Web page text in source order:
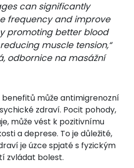
can significantly
frequency and improve
promoting better blood
muscle tension,“
odbornice na masážní
může antimigrenozní
zdraví. Pocit pohody,
může vést k pozitivnímu
a deprese. To je důležité,
je úzce spjaté s fyzickým
zvládat bolest.